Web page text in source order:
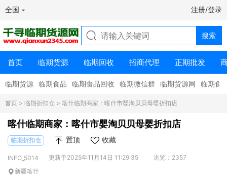
全国 注册/登录
首页 临期货源 临期回收 招商代理 正期批发
临期货源 临期食品 临期食品回收 临期微信群 临期货源网 临期食
首页 > 临期折扣仓 > 喀什临期商家：喀什市婴淘贝贝母婴折扣店
喀什临期商家：喀什市婴淘贝贝母婴折扣店
临期折扣仓 置顶 收藏
INFO_5014 更新于2025年11月14日 11:29:35
浏览：2357
新疆喀什